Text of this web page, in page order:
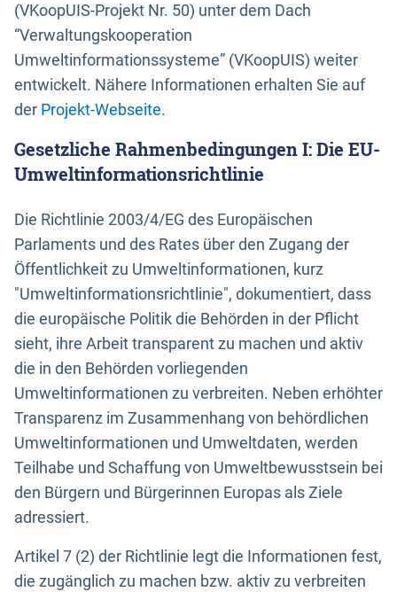
(VKoopUIS-Projekt Nr. 50) unter dem Dach
“Verwaltungskooperation
Umweltinformationssysteme” (VKoopUIS) weiter
entwickelt. Nähere Informationen erhalten Sie auf
der Projekt-Webseite.
Gesetzliche Rahmenbedingungen I: Die EU-
Umweltinformationsrichtlinie
Die Richtlinie 2003/4/EG des Europäischen
Parlaments und des Rates über den Zugang der
Öffentlichkeit zu Umweltinformationen, kurz
"Umweltinformationsrichtlinie", dokumentiert, dass
die europäische Politik die Behörden in der Pflicht
sieht, ihre Arbeit transparent zu machen und aktiv
die in den Behörden vorliegenden
Umweltinformationen zu verbreiten. Neben erhöhter
Transparenz im Zusammenhang von behördlichen
Umweltinformationen und Umweltdaten, werden
Teilhabe und Schaffung von Umweltbewusstsein bei
den Bürgern und Bürgerinnen Europas als Ziele
adressiert.
Artikel 7 (2) der Richtlinie legt die Informationen fest,
die zugänglich zu machen bzw. aktiv zu verbreiten